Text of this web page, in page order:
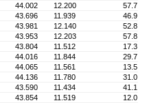
44.002 12.200
57.7
43.696 11.939
46.9
43.981 12.140
52.8
43.953 12.203
57.8
43.804 11.512
17.3
44.016 11.844
29.7
44.065 11.561
13.5
44.136 11.780
31.0
43.590 11.434
41.1
43.854 11.519
12.0